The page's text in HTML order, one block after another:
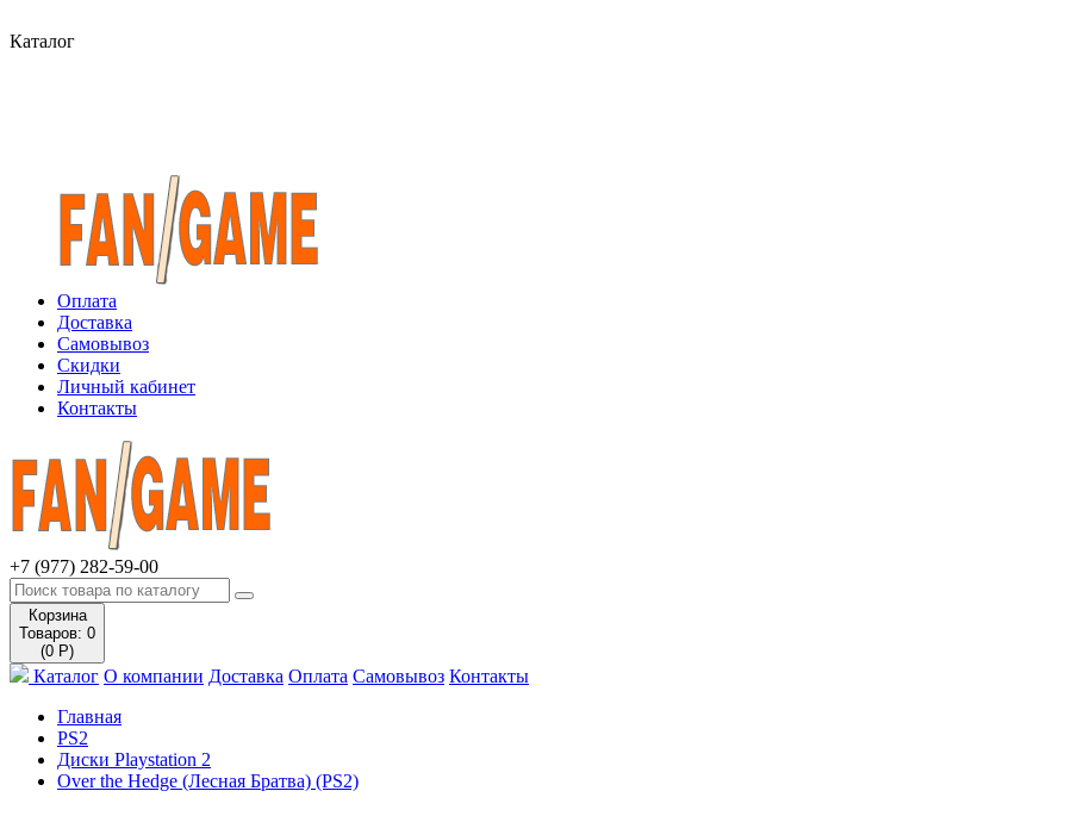
Каталог
Оплата
Доставка
Самовывоз
Скидки
Личный кабинет
Контакты
+7 (977) 282-59-00
Корзина
Товаров: 0
(0 Р)
Каталог О компании Доставка Оплата Самовывоз Контакты
Главная
PS2
Диски Playstation 2
Over the Hedge (Лесная Братва) (PS2)